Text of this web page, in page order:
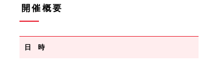
開催概要
日 時